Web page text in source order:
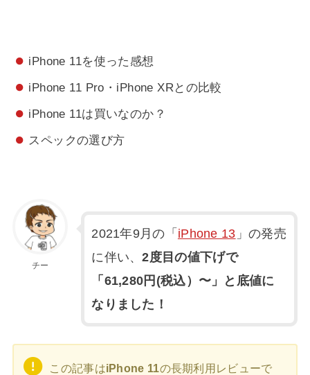
iPhone 11を使った感想
iPhone 11 Pro・iPhone XRとの比較
iPhone 11は買いなのか？
スペックの選び方
チー
2021年9月の「 iPhone 13 」の発売
に伴い、2度目の値下げで
「61,280円(税込）〜」と底値に
なりました！
この記事はiPhone 11の長期利用レビューで